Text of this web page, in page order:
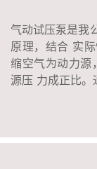
气动试压泵是我
原理，结合 实
缩空气为动力源
源压 力成正比。